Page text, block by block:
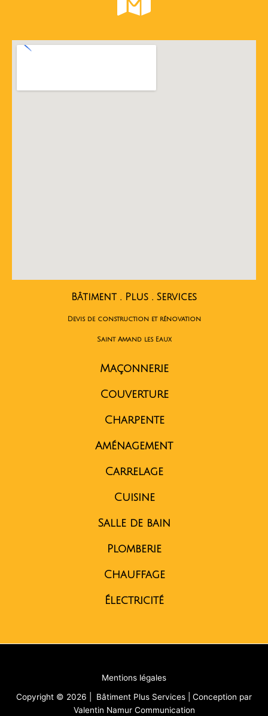
Bâtiment . Plus . Services
Devis de construction et rénovation
Saint Amand les Eaux
Maçonnerie
Couverture
Charpente
Aménagement
Carrelage
Cuisine
Salle de bain
Plomberie
Chauffage
Électricité
Mentions légales
Copyright © 2026 | Bâtiment Plus Services | Conception par
Valentin Namur Communication